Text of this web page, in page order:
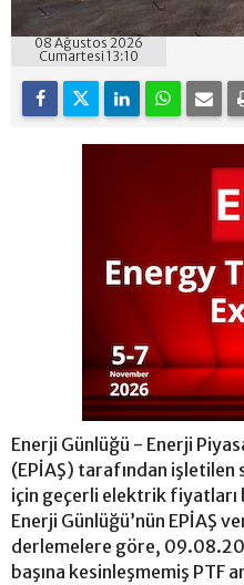
08 Ağustos 2026
Cumartesi 13:10
Enerji Günlüğü - Enerji
(EPİAŞ) tarafından işletilen
için geçerli elektrik fiyatları
Enerji Günlüğü’nün EPİAŞ
derlemelere göre,
başına kesinleşmemiş PTF